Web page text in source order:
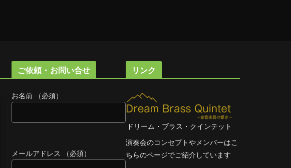
ご依頼・お問い合せ
お名前 （必須）
メールアドレス （必須）
リンク
ドリーム・ブラス・クインテット
演奏会のコンセプトやメンバーはこ
ちらのページでご紹介しています